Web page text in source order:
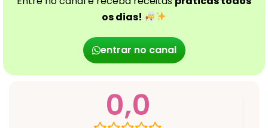
os dias!
entrar no canal
0,0